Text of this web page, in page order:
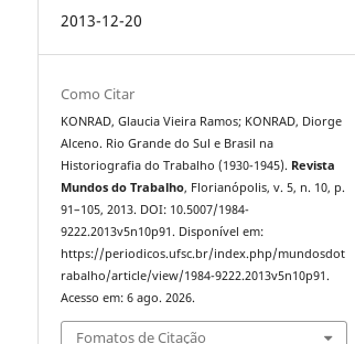
2013-12-20
Como Citar
KONRAD, Glaucia Vieira Ramos; KONRAD, Diorge
Alceno. Rio Grande do Sul e Brasil na
Historiografia do Trabalho (1930-1945). Revista
Mundos do Trabalho, Florianópolis, v. 5, n. 10, p.
91–105, 2013. DOI: 10.5007/1984-
9222.2013v5n10p91. Disponível em:
https://periodicos.ufsc.br/index.php/mundosdot
rabalho/article/view/1984-9222.2013v5n10p91.
Acesso em: 6 ago. 2026.
Fomatos de Citação